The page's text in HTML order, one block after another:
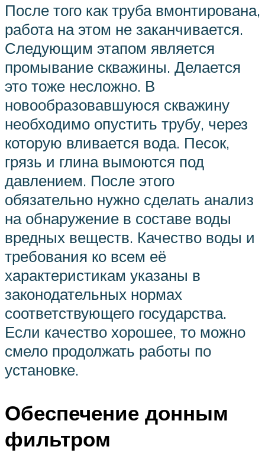
После того как труба вмонтирована,
работа на этом не заканчивается.
Следующим этапом является
промывание скважины. Делается
это тоже несложно. В
новообразовавшуюся скважину
необходимо опустить трубу, через
которую вливается вода. Песок,
грязь и глина вымоются под
давлением. После этого
обязательно нужно сделать анализ
на обнаружение в составе воды
вредных веществ. Качество воды и
требования ко всем её
характеристикам указаны в
законодательных нормах
соответствующего государства.
Если качество хорошее, то можно
смело продолжать работы по
установке.
Обеспечение донным
фильтром